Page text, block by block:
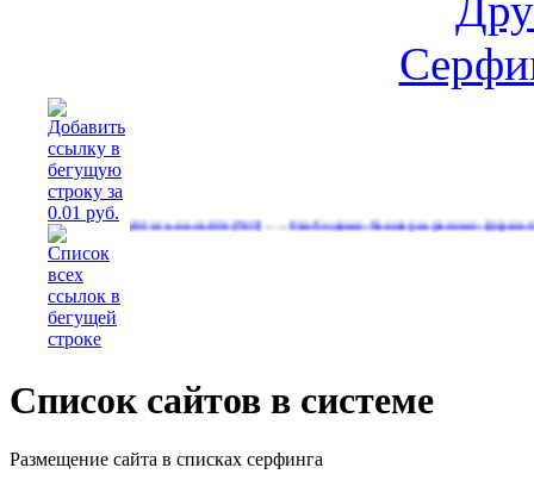
на сайте(533)…Свободные баннеры разных форматов(537)
Список сайтов в системе
Размещение сайта в списках серфинга